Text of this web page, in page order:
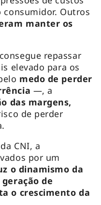
consumidor. Outros
manter os
repassar
elevado para os
medo de perder
—, a
das margens,
de perder
CNI, a
por um
o dinamismo da
de
o crescimento da